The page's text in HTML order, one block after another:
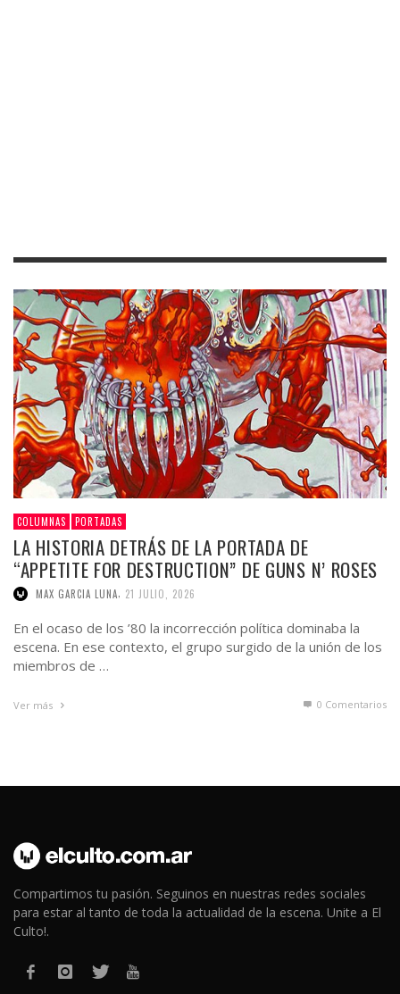
COLUMNAS PORTADAS
LA HISTORIA DETRÁS DE LA PORTADA DE
“APPETITE FOR DESTRUCTION” DE GUNS N’ ROSES
MAX GARCIA LUNA, 21 JULIO, 2026
En el ocaso de los ’80 la incorrección política dominaba la
escena. En ese contexto, el grupo surgido de la unión de los
miembros de …
Ver más 0 Comentarios
Compartimos tu pasión. Seguinos en nuestras redes sociales
para estar al tanto de toda la actualidad de la escena. Unite a El
Culto!.